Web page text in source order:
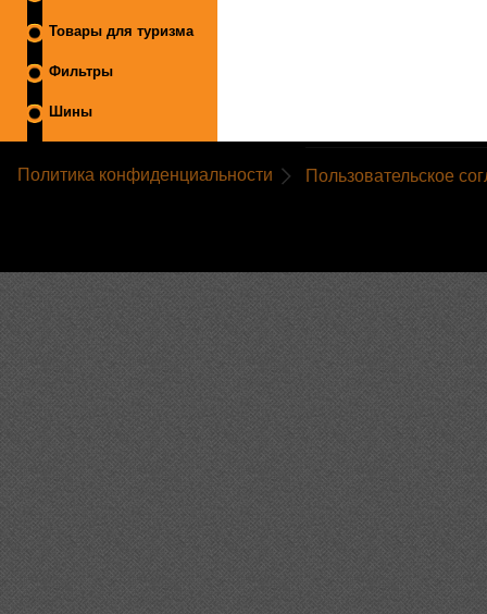
Товары для туризма
Фильтры
Шины
Политика конфиденциальности Пользовательское